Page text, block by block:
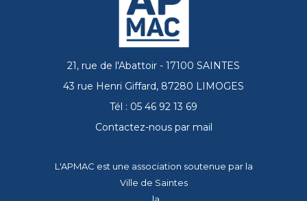
21, rue de l'Abattoir - 17100 SAINTES
43 rue Henri Giffard, 87280 LIMOGES
Tél : 05 46 92 13 69
Contactez-nous par mail
L'APMAC est une association soutenue par la
Ville de Saintes